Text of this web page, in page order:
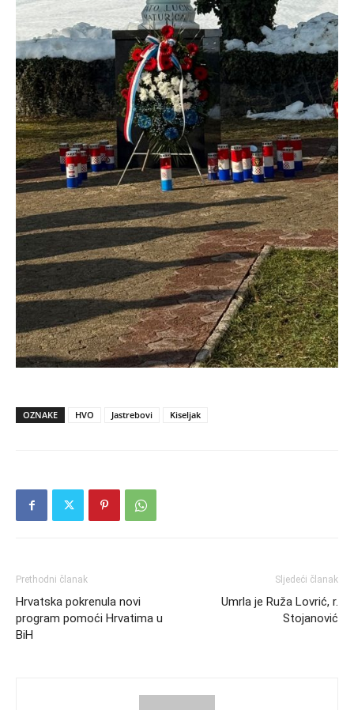
OZNAKE HVO Jastrebovi Kiseljak
Prethodni članak
Hrvatska pokrenula novi
program pomoći Hrvatima u
BiH
Sljedeći članak
Umrla je Ruža Lovrić, r.
Stojanović